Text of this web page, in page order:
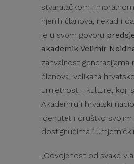
stvaralačkom i
njenih članova, nekad i
je u svom govoru
akademik Velimir
zahvalnost generacijama
članova, velikana
umjetnosti i kulture, koji
Akademiju i hrvatski
identitet i društvo svojim
dostignućima i
„Odvojenost od svake